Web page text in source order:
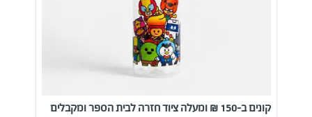
קונים ב-150 ₪ ומעלה ציוד חזרה לבית הספר ומקבלים